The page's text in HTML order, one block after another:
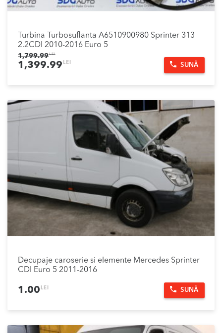
Turbina Turbosuflanta A6510900980 Sprinter 313
2.2CDI 2010-2016 Euro 5
1,799.99LEI
Prețul
fost:
1,799.99lei.
1,399.99 LEI
1,399.99lei.
SUNĂ
Decupaje caroserie si elemente Mercedes Sprinter
CDI Euro 5 2011-2016
1.00 LEI SUNĂ